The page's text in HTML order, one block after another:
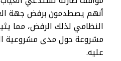
أنهم يصطدمون برفض جهة
النظامي لذلك الرفض، مما
مشروعة حول مدى مشروعية
عليه.